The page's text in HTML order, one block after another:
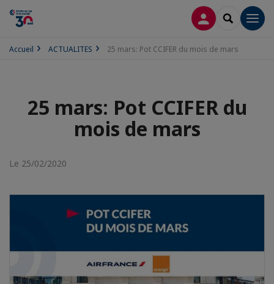
CONNEXION
Accueil ACTUALITES 25 mars: Pot CCIFER du mois de mars
25 mars: Pot CCIFER du
mois de mars
Le 25/02/2020